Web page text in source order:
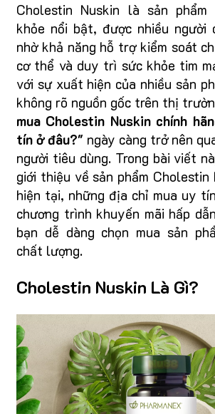
Cholestin Nuskin là sản phẩm
khỏe nổi bật, được nhiều người
nhờ khả năng hỗ trợ kiểm soát
cơ thể và duy trì sức khỏe tim
với sự xuất hiện của nhiều sản
không rõ nguồn gốc trên thị
mua Cholestin Nuskin chính
tín ở đâu?" ngày càng trở nên
người tiêu dùng. Trong bài viết
giới thiệu về sản phẩm Cholestin
hiện tại, những địa chỉ mua uy
chương trình khuyến mãi hấp
bạn dễ dàng chọn mua sản
chất lượng.
Cholestin Nuskin Là Gì?